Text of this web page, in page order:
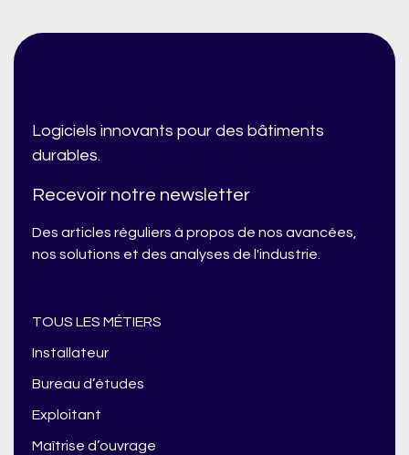
Logiciels innovants pour des bâtiments
durables.
Recevoir notre newsletter
Des articles réguliers à propos de nos avancées,
nos solutions et des analyses de l'industrie.
TOUS LES MÉTIERS
Installateur
Bureau d’études
Exploitant
Maîtrise d’ouvrage